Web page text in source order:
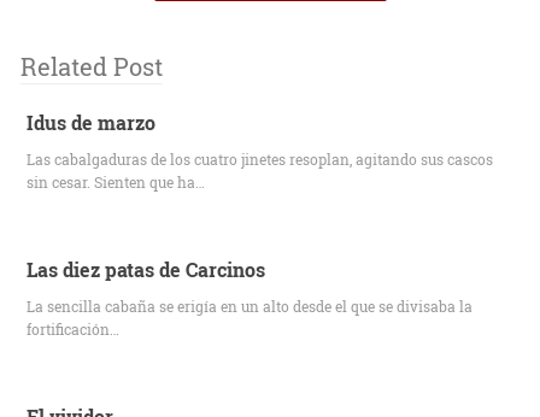
Related Post
Idus de marzo
Las cabalgaduras de los cuatro jinetes resoplan, agitando sus cascos
sin cesar. Sienten que ha…
Las diez patas de Carcinos
La sencilla cabaña se erigía en un alto desde el que se divisaba la
fortificación…